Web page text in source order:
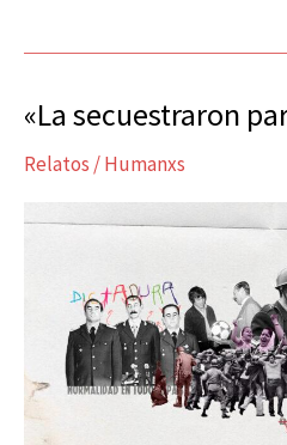
«La secuestraron
Relatos /Humanxs
«La
para
interrogarla»